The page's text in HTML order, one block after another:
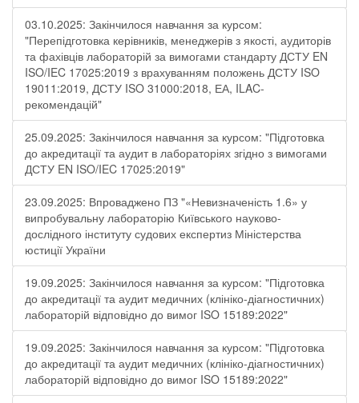
03.10.2025: Закінчилося навчання за курсом:
"Перепідготовка керівників, менеджерів з якості, аудиторів
та фахівців лабораторій за вимогами стандарту ДСТУ EN
ISO/IEC 17025:2019 з врахуванням положень ДСТУ ISO
19011:2019, ДСТУ ISO 31000:2018, ЕА, ILAC-
рекомендацій"
25.09.2025: Закінчилося навчання за курсом: "Підготовка
до акредитації та аудит в лабораторіях згідно з вимогами
ДСТУ EN ISO/IEC 17025:2019"
23.09.2025: Впроваджено ПЗ "«Невизначеність 1.6» у
випробувальну лабораторію Київського науково-
дослідного інституту судових експертиз Міністерства
юстиції України
19.09.2025: Закінчилося навчання за курсом: "Підготовка
до акредитації та аудит медичних (клініко-діагностичних)
лабораторій відповідно до вимог ISO 15189:2022"
19.09.2025: Закінчилося навчання за курсом: "Підготовка
до акредитації та аудит медичних (клініко-діагностичних)
лабораторій відповідно до вимог ISO 15189:2022"